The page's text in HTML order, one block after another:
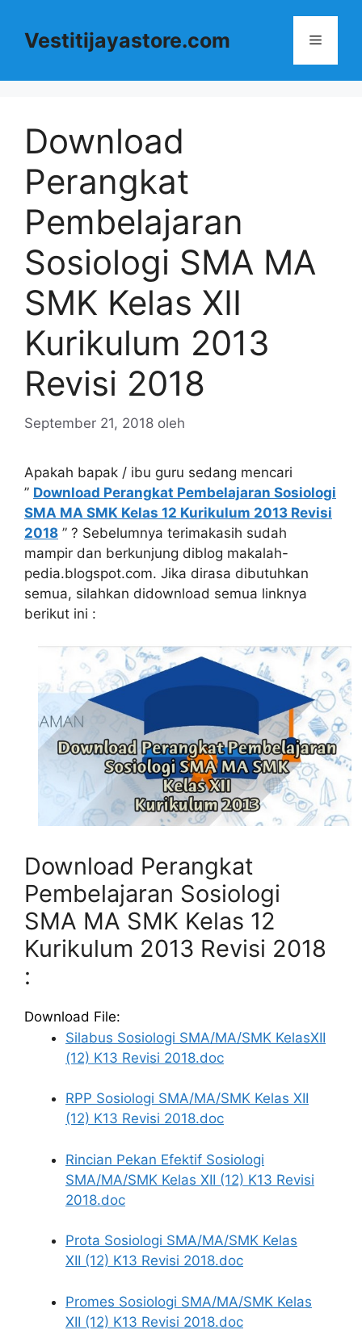
Vestitijayastore.com Menu
Download
Perangkat
Pembelajaran
Sosiologi SMA MA
SMK Kelas XII
Kurikulum 2013
Revisi 2018
September 21, 2018 oleh
Apakah bapak / ibu guru sedang mencari
” Download Perangkat Pembelajaran Sosiologi
SMA MA SMK Kelas 12 Kurikulum 2013 Revisi
2018 ” ? Sebelumnya terimakasih sudah
mampir dan berkunjung diblog makalah-
pedia.blogspot.com. Jika dirasa dibutuhkan
semua, silahkan didownload semua linknya
berikut ini :
Download Perangkat
Pembelajaran Sosiologi
SMA MA SMK Kelas 12
Kurikulum 2013 Revisi 2018
:
Download File:
Silabus Sosiologi SMA/MA/SMK KelasXII
(12) K13 Revisi 2018.doc
RPP Sosiologi SMA/MA/SMK Kelas XII
(12) K13 Revisi 2018.doc
Rincian Pekan Efektif Sosiologi
SMA/MA/SMK Kelas XII (12) K13 Revisi
2018.doc
Prota Sosiologi SMA/MA/SMK Kelas
XII (12) K13 Revisi 2018.doc
Promes Sosiologi SMA/MA/SMK Kelas
XII (12) K13 Revisi 2018.doc